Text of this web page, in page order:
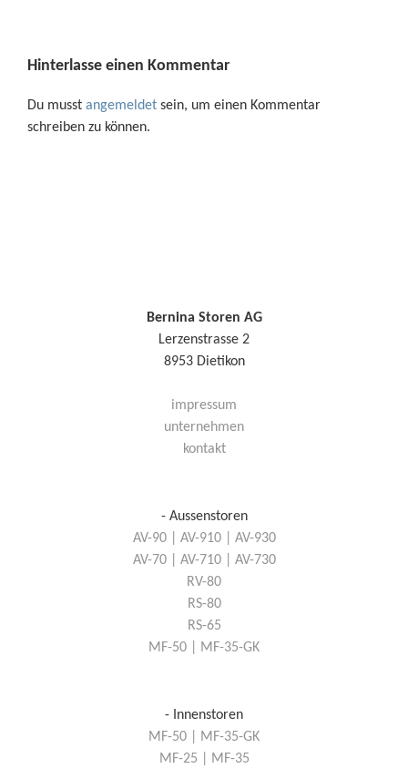
Hinterlasse einen Kommentar
Du musst angemeldet sein, um einen Kommentar
schreiben zu können.
Bernina Storen AG
Lerzenstrasse 2
8953 Dietikon
impressum
unternehmen
kontakt
- Aussenstoren
AV-90 | AV-910 | AV-930
AV-70 | AV-710 | AV-730
RV-80
RS-80
RS-65
MF-50 | MF-35-GK
- Innenstoren
MF-50 | MF-35-GK
MF-25 | MF-35